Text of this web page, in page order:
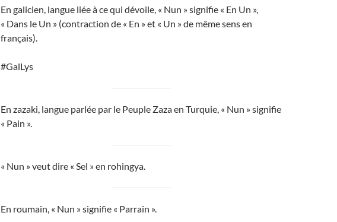
En galicien, langue liée à ce qui dévoile, « Nun » signifie « En Un »,
« Dans le Un » (contraction de « En » et « Un » de même sens en
français).
#GalLys
En zazaki, langue parlée par le Peuple Zaza en Turquie, « Nun » signifie
« Pain ».
« Nun » veut dire « Sel » en rohingya.
En roumain, « Nun » signifie « Parrain ».